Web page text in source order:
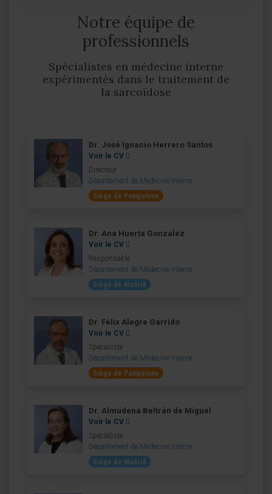
Notre équipe de
professionnels
Spécialistes en médecine interne
expérimentés dans le traitement de
la sarcoïdose
Dr. José Ignacio Herrero Santos
Voir le CV
Directeur
Département de Médecine Interne
Siège de Pampelune
Dr. Ana Huerta González
Voir le CV
Responsable
Département de Médecine Interne
Siège de Madrid
Dr. Félix Alegre Garrido
Voir le CV
Spécialiste
Département de Médecine Interne
Siège de Pampelune
Dr. Almudena Beltrán de Miguel
Voir le CV
Spécialiste
Département de Médecine Interne
Siège de Madrid